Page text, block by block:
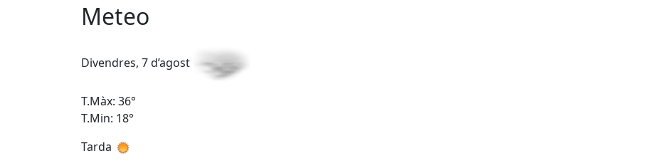
Meteo
Divendres, 7 d’agost
T.Màx: 36°
T.Min: 18°
Tarda